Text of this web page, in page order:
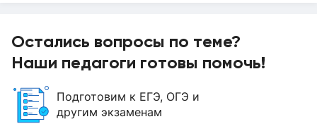
Остались вопросы по теме?
Наши педагоги готовы помочь!
Подготовим к ЕГЭ, ОГЭ и
другим экзаменам